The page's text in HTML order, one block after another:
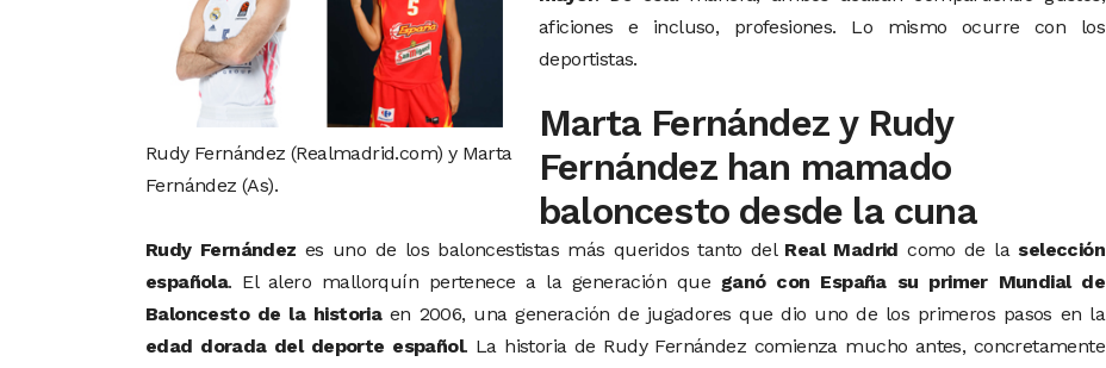
Rudy Fernández (Realmadrid.com) y Marta
Fernández (As).
aficiones e incluso, profesiones. Lo mismo ocurre con los
deportistas.
Marta Fernández y Rudy
Fernández han mamado
baloncesto desde la cuna
Rudy Fernández es uno de los baloncestistas más queridos tanto del Real Madrid como de la selección
española. El alero mallorquín pertenece a la generación que ganó con España su primer Mundial de
Baloncesto de la historiaen 2006, una generación de jugadores que dio uno de los primeros pasos en la
edad dorada del deporte español. La historia de Rudy Fernández comienza mucho antes, concretamente